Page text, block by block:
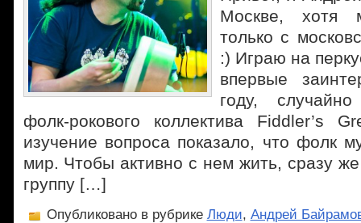
Москве, хотя
только с
:) Играю на
впервые
году,
фолк-рокового коллектива Fiddler’s
изучение вопроса показало, что фолк
мир. Чтобы активно с нем жить, сразу
группу […]
Опубликовано в рубрике Люди, Андрей